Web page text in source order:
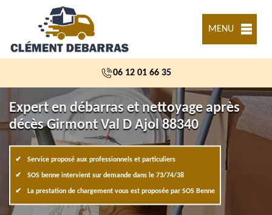
MENU
06 12 01 66 35
Expert en débarras et nettoyage après
décès Girmont Val D Ajol 88340
Service proposé aux professionnels et particuliers
SOS benne intervient sur demande dans le 73/74/38
La prestation de chargement vous est proposée par SOS Benne